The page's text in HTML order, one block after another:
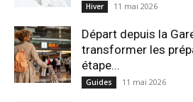
Hiver 11 mai 2026
Départ depuis la
transformer les
étape...
Guides 11 mai 2026